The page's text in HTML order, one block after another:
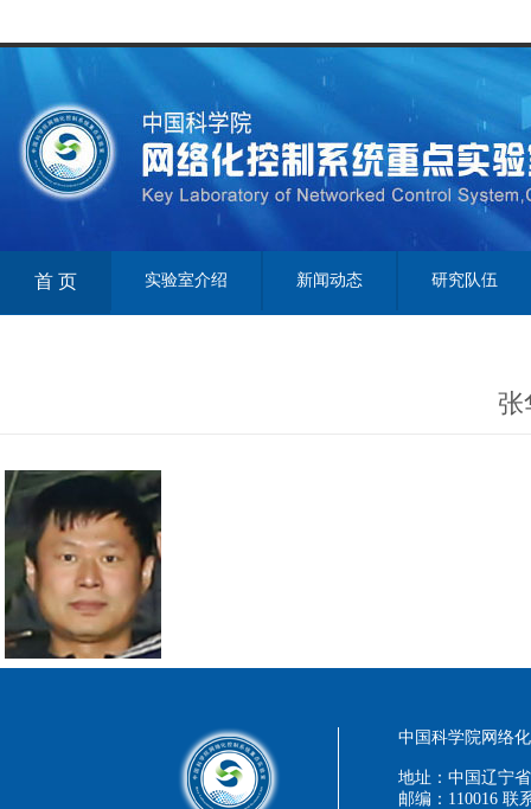
首 页 实验室介绍 新闻动态 研究队伍
张
中国科学院网络
地址：中国辽宁
邮编：110016 联